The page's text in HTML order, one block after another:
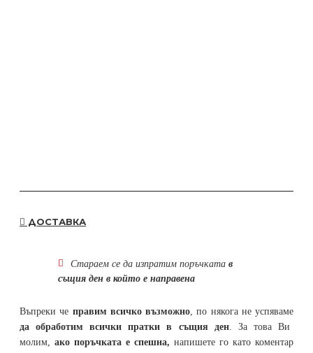
ДОСТАВКА
Стараем се да изпратим поръчката в
същия ден в който е направена
Въпреки че правим всичко възможно , по някога не успяваме
да обработим всички пратки в същия ден. За това Ви
молим, ако поръчката е спешна, напишете го като коментар